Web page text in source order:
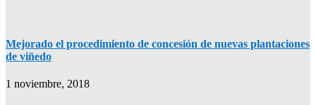
Mejorado el procedimiento de concesión de nuevas plantaciones
de viñedo
1 noviembre, 2018